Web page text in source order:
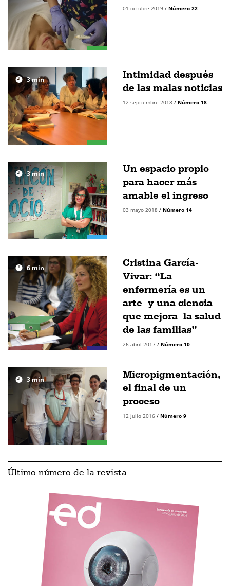
01 octubre 2019 / Número 22
3min
Intimidad después
de las malas noticias
12 septiembre 2018 / Número 18
3min
Un espacio propio
para hacer más
amable el ingreso
03 mayo 2018 / Número 14
6min
Cristina García-
Vivar: “La
enfermería es un
arte y una ciencia
que mejora la salud
de las familias”
26 abril 2017 / Número 10
3min
Micropigmentación,
el final de un
proceso
12 julio 2016 / Número 9
Último número de la revista